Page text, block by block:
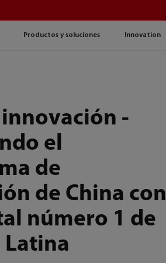
Productos y soluciones Innovation
-
el
de
de China con
número 1 de
Latina